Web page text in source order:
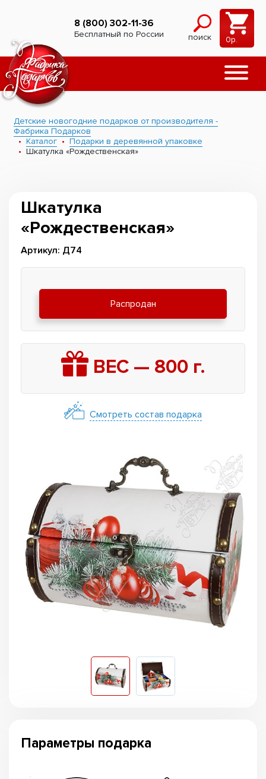
8 (800) 302-11-36
Бесплатный по России поиск 0р.
Детские новогодние подарков от производителя -
Фабрика Подарков
Каталог
Подарки в деревянной упаковке
Шкатулка «Рождественская»
Шкатулка
«Рождественская»
Артикул: Д74
Распродан
ВЕС — 800г.
Смотреть состав подарка
Параметры подарка